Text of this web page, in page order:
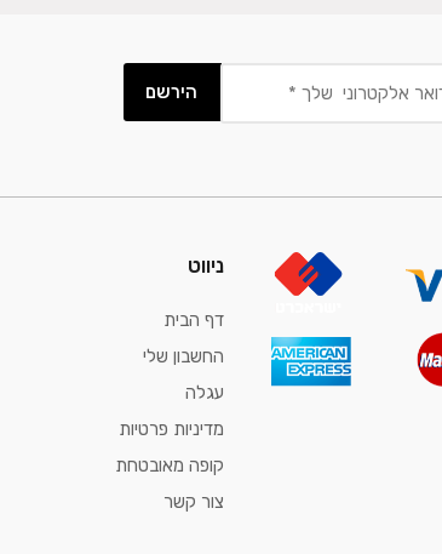
ניווט
דף הבית
החשבון שלי
עגלה
מדיניות פרטיות
קופה מאובטחת
צור קשר